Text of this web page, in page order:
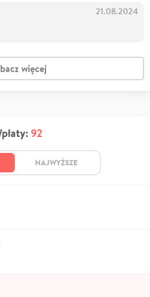
21.08.2024
więcej
92
NAJWYŻSZE